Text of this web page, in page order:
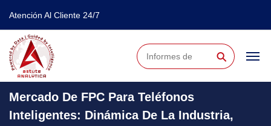
Atención Al Cliente 24/7
⚲
Mercado De FPC Para Teléfonos
Inteligentes: Dinámica De La Industria,